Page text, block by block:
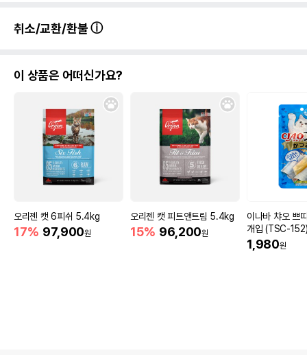
취소/교환/환불
이 상품은 어떠신가요?
오리젠 캣 6피쉬 5.4kg
17% 97,900원
오리젠 캣 피트앤트림 5.4kg
15% 96,200원
이나바 챠오 쁘
개입 (TSC-
1,980원